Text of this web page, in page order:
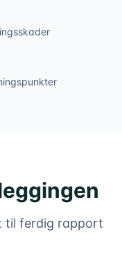
til ferdig rapport